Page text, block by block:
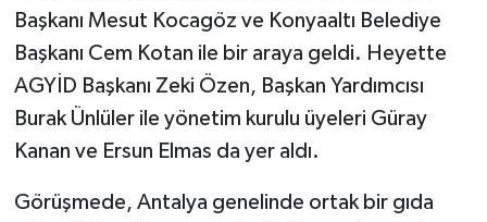
Başkanı Mesut Kocagöz ve Konyaaltı Belediye
Başkanı Cem Kotan ile bir araya geldi. Heyette
AGYİD Başkanı Zeki Özen, Başkan Yardımcısı
Burak Ünlüler ile yönetim kurulu üyeleri Güray
Kanan ve Ersun Elmas da yer aldı.
Görüşmede, Antalya genelinde ortak bir gıda